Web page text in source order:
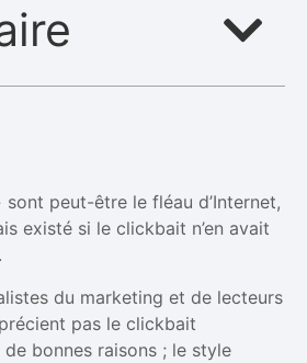
sont peut-être le fléau d’Internet,
existé si le clickbait n’en avait
du marketing et de lecteurs
pas le clickbait
bonnes raisons ; le style